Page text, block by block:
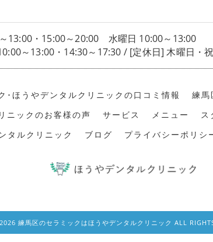
13:00・15:00～20:00 水曜日 10:00～13:00
～13:00・14:30～17:30 / [定休日] 木曜日・
･ほうやデンタルクリニックの口コミ情報
練馬
ニックのお客様の声
サービス メニュー ス
タルクリニック
ブログ プライバシーポリシ
練馬区のセラミックはほうやデンタルクリニック ALL